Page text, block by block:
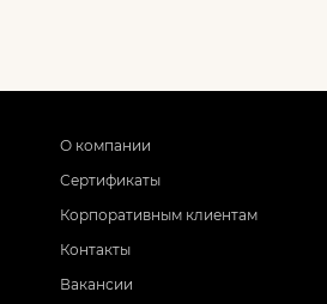
О компании
Сертификаты
Корпоративным клиентам
Контакты
Вакансии